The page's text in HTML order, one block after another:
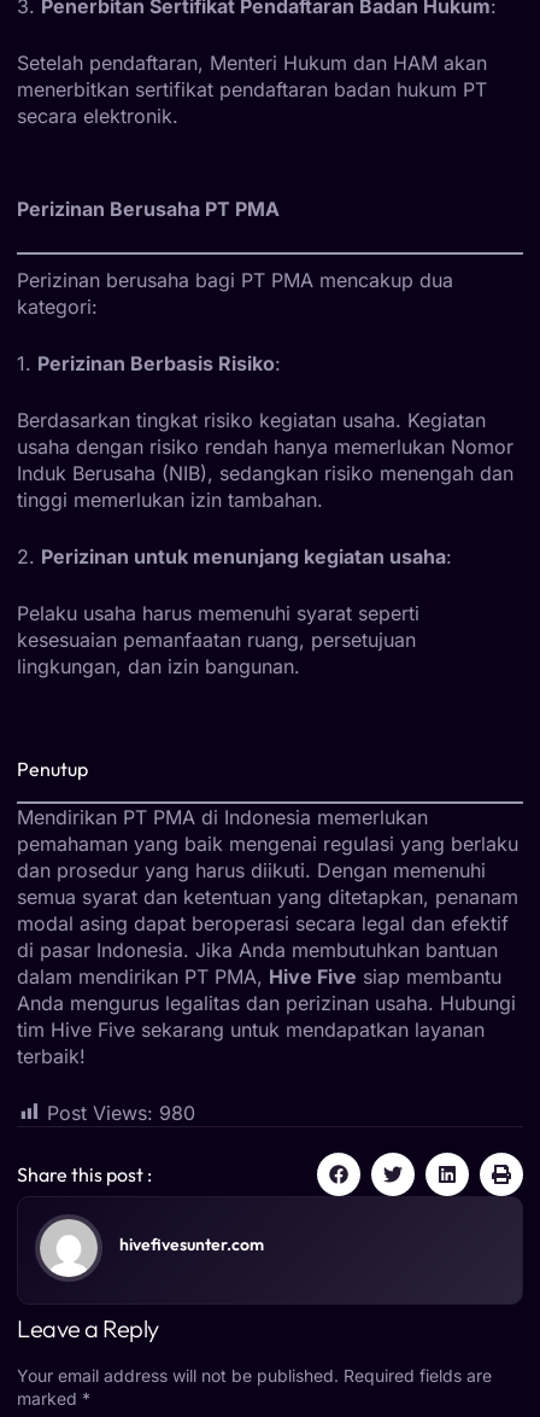
3. Penerbitan Sertifikat Pendaftaran Badan Hukum:
Setelah pendaftaran, Menteri Hukum dan HAM akan
menerbitkan sertifikat pendaftaran badan hukum PT
secara elektronik.
Perizinan Berusaha PT PMA
Perizinan berusaha bagi PT PMA mencakup dua
kategori:
1. Perizinan Berbasis Risiko:
Berdasarkan tingkat risiko kegiatan usaha. Kegiatan
usaha dengan risiko rendah hanya memerlukan Nomor
Induk Berusaha (NIB), sedangkan risiko menengah dan
tinggi memerlukan izin tambahan.
2. Perizinan untuk menunjang kegiatan usaha:
Pelaku usaha harus memenuhi syarat seperti
kesesuaian pemanfaatan ruang, persetujuan
lingkungan, dan izin bangunan.
Penutup
Mendirikan PT PMA di Indonesia memerlukan
pemahaman yang baik mengenai regulasi yang berlaku
dan prosedur yang harus diikuti. Dengan memenuhi
semua syarat dan ketentuan yang ditetapkan, penanam
modal asing dapat beroperasi secara legal dan efektif
di pasar Indonesia. Jika Anda membutuhkan bantuan
dalam mendirikan PT PMA, Hive Five siap membantu
Anda mengurus legalitas dan perizinan usaha. Hubungi
tim Hive Five sekarang untuk mendapatkan layanan
terbaik!
Post Views: 980
Share this post :
hivefivesunter.com
Leave a Reply
Your email address will not be published. Required fields are
marked *